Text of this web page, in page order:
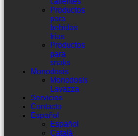
Productos
para
bebidas
frías
Productos
para
snaks
Monodosis
Monodosis
Lavazza
Servicios
Contacto
Español
Español
Català